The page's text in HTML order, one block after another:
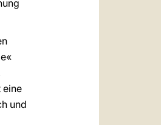
eine
und